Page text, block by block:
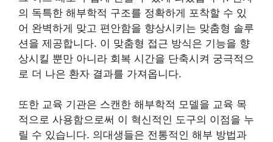
의 독특한 해부학적 구조를 정확하게 포착할 수 있
어 완벽하게 맞고 편안함을 향상시키는 맞춤형 솔루
션을 제공합니다. 이 맞춤형 접근 방식은 기능을 향
상시킬 뿐만 아니라 회복 시간을 단축시켜 궁극적으
로 더 나은 환자 결과를 가져옵니다.
또한 교육 기관은 스캔한 해부학적 모델을 교육 목
적으로 사용함으로써 이 혁신적인 도구의 이점을 누
릴 수 있습니다. 의대생들은 전통적인 해부 방법과